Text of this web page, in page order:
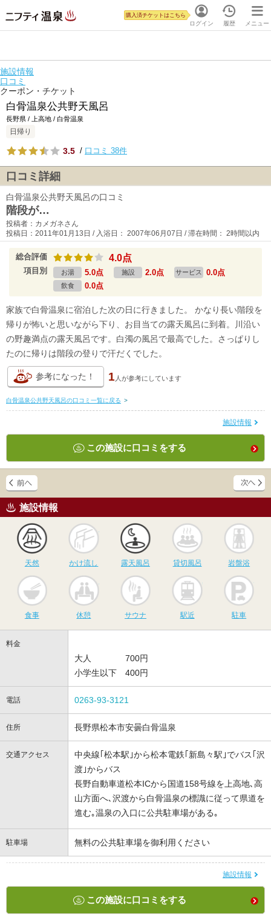
ログイン
購入済チケットはこちら
履歴 メニュー
施設情報
口コミ
クーポン・チケット
白骨温泉公共野天風呂
長野県 / 上高地 / 白骨温泉
日帰り
3.5 / 口コミ 38件
口コミ詳細
白骨温泉公共野天風呂の口コミ
階段が…
投稿者：カメガネさん
投稿日：2011年01月13日 / 入浴日： 2007年06月07日 / 滞在時間： 2時間以内
総合評価 4.0点
項目別 お湯 5.0点 施設 2.0点 サービス 0.0点
飲食 0.0点
家族で白骨温泉に宿泊した次の日に行きました。 かなり長い階段を
帰りが怖いと思いながら下り、お目当ての露天風呂に到着。川沿い
の野趣満点の露天風呂です。白濁の風呂で最高でした。さっぱりし
たのに帰りは階段の登りで汗だくでした。
参考になった！ 1 人が参考にしています
白骨温泉公共野天風呂の口コミ一覧に戻る >
施設情報
この施設に口コミをする
施設情報
天然
かけ流し
かけ流し
露天風呂
露天風呂
貸切風呂
貸切風呂 岩盤浴
食事 休憩
サウナ
サウナ 駅近 駐車
料金
大人 700円
小学生以下 400円
電話 0263-93-3121
住所 長野県松本市安曇白骨温泉
交通アクセス
中央線｢松本駅｣から松本電鉄｢新島々駅｣でバス｢沢
渡｣からバス
長野自動車道松本ICから国道158号線を上高地､高
山方面へ､沢渡から白骨温泉の標識に従って県道を
進む｡温泉の入口に公共駐車場がある｡
駐車場 無料の公共駐車場を御利用ください
施設情報
この施設に口コミをする